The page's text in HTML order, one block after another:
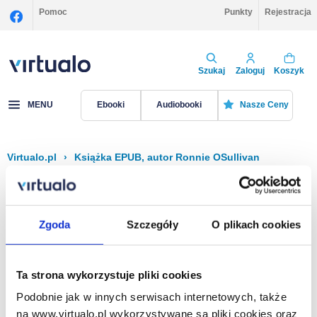
Zgoda Szczegóły O plikach cookies
Ta strona wykorzystuje pliki cookies
Podobnie jak w innych serwisach internetowych, także
na www.virtualo.pl wykorzystywane są pliki cookies oraz
Pomoc Punkty Rejestracja
Szukaj Zaloguj Koszyk
MENU Ebooki Audiobooki Nasze Ceny
Virtualo.pl › Książka EPUB, autor Ronnie OSullivan
Filtruj Sortuj
Na stronie